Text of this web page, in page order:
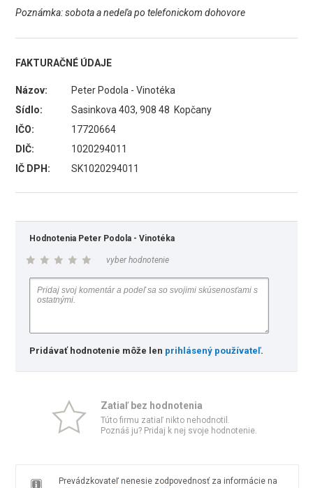
Poznámka: sobota a nedeľa po telefonickom dohovore
FAKTURAČNÉ ÚDAJE
Názov:
Peter Podola - Vinotéka
Sídlo:
Sasinkova 403, 908 48 Kopčany
IČO:
17720664
DIČ:
1020294011
IČ DPH:
SK1020294011
Hodnotenia Peter Podola - Vinotéka
vyber hodnotenie
Pridávať hodnotenie môže len prihlásený používateľ.
Zatiaľ bez hodnotenia
Túto firmu zatiaľ nikto nehodnotil.
Poznáš ju? Pridaj k nej svoje hodnotenie.
Prevádzkovateľ nenesie zodpovednosť za informácie na